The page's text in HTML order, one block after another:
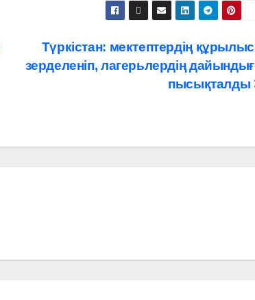
Түркістан: мектептердің
зерделеніп, лагерьлердің
пысықталды